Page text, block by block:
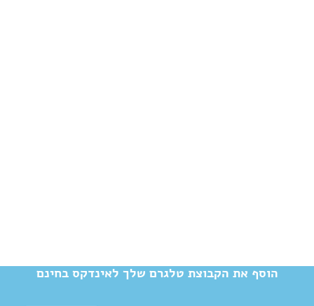
הוסף את הקבוצת טלגרם שלך לאינדקס בחינם